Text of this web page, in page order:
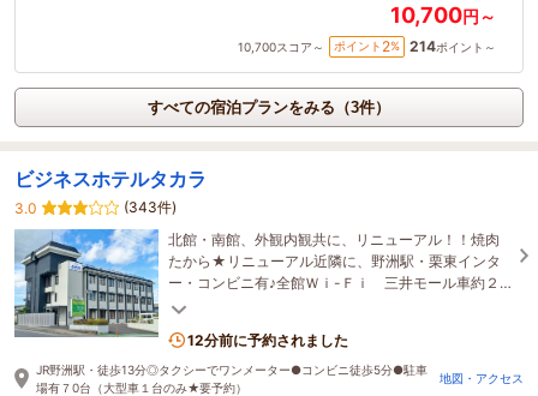
10,700円～
10,700スコア～ ポイント 2% 214ポイント～
すべての宿泊プランをみる（3件）
ビジネスホテルタカラ
3.0
(343件)
北館・南館、外観内観共に、リニューアル！！焼肉
たから★リニューアル近隣に、野洲駅・栗東インタ
ー・コンビニ有♪全館Ｗｉ-Ｆｉ 三井モール車約２
０分大型車１台のみ／Ｐ予約（不可日も有）
12分前に予約されました
JR野洲駅・徒歩13分◎タクシーでワンメーター●コンビニ徒歩5分●駐車
場有７0台（大型車１台のみ★要予約）
地図・アクセス